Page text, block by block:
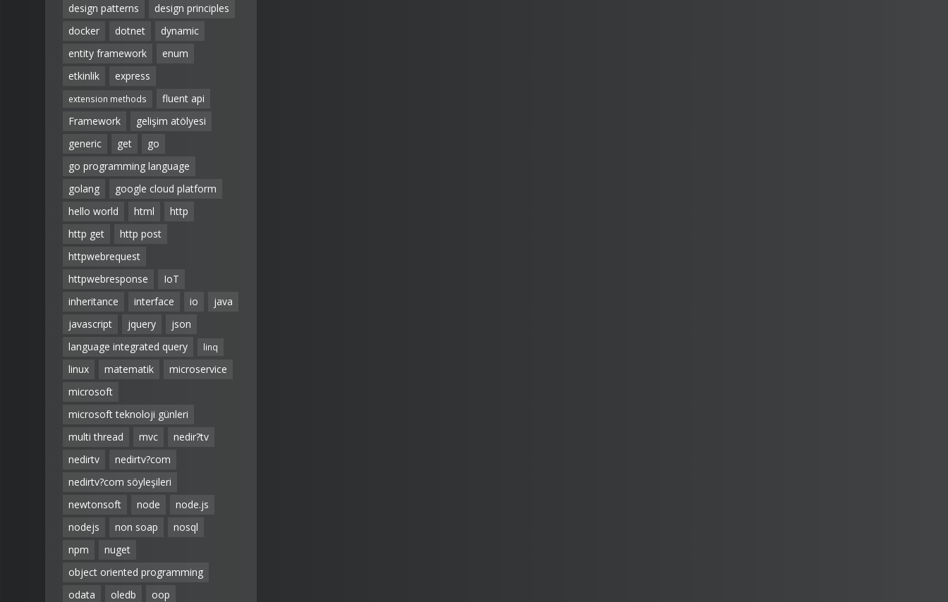
design patterns
design principles
docker
dotnet
dynamic
entity framework
enum
etkinlik
express
extension methods
fluent api
Framework
gelişim atölyesi
generic
get
go
go programming language
golang
google cloud platform
hello world
html
http
http get
http post
httpwebrequest
httpwebresponse
IoT
inheritance
interface io
java
javascript
jquery
json
language integrated query
linq
linux matematik
microservice
microsoft
microsoft teknoloji günleri
multi thread
mvc
nedir?tv
nedirtv
nedirtv?com
nedirtv?com söyleşileri
newtonsoft
node
node.js
nodejs
non soap
nosql
npm
nuget
object oriented programming
odata
oledb
oop